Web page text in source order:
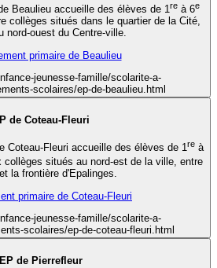
Beaulieu accueille des élèves de 1reà 6e
collèges situés dans le quartier de la Cité,
nord-ouest du Centre-ville.
primaire de Beaulieu
jeunesse-famille/scolarite-a-
scolaires/ep-de-beaulieu.html
de Coteau-Fleuri
Coteau-Fleuri accueille des élèves de 1reà
collèges situés au nord-est de la ville, entre
la frontière d'Epalinges.
primaire de Coteau-Fleuri
jeunesse-famille/scolarite-a-
scolaires/ep-de-coteau-fleuri.html
EP de Pierrefleur